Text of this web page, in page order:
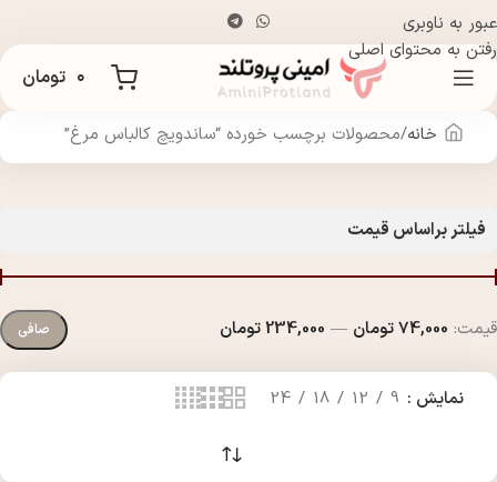
عبور به ناوبری
رفتن به محتوای اصلی
۰ تومان
خانه محصولات برچسب خورده “ساندویچ کالباس مرغ”
فیلتر براساس قیمت
صافی قيمت: 74,000 تومان — 234,000 تومان
نمایش 9
12
18
24